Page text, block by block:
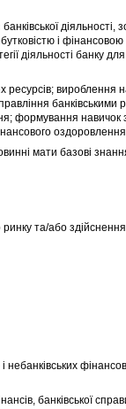
діяльності,
і фінансовою
діяльності банку
вироблення
банківськими
формування навичок
мати базові
ринку та/або
банківської